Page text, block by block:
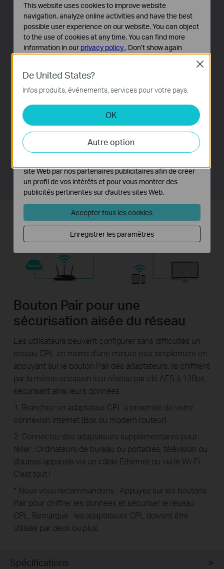
Etendez la couverture réseau à
toutes les pièces
Avec des débits sans fil allant jusqu'à 300 Mbps, vous
pouvez facilement étendre votre réseau WiFi depuis
votre routeur internet via votre réseau électrique et
diffuser le Wi-Fi dans les autres pièces de votre maison
ou de votre bureau pour y connecter vos appareils sans
Bouton Pair pour une
sécurisation aisée du réseau
Les utilisateurs peuvent configurer sans difficultés un
réseau CPL en moins d'une minute tout simplement en
appuyant sur le bouton Pair des adaptateurs, ils chiffrent
par la même occasion leur réseau par clé AES à 128bit
sécurisant ainsi leurs données.
1. Branchez un adaptateur CPL à proximité de votre
connexion internet (Box ou modem routeur)
2. Connectez des adaptateurs supplémentaires pour
relier : Ordinateurs de bureau ou portables, télévision ou
d'autres appareils via un câble Ethernet ou via le Wi-Fi.
C'est tout !
* Nous vous recommandons : Appuyez sur les boutons
Pair pour chiffrer les données et sécuriser le réseau
CPL. Remarque : les adaptateurs CPL doivent être
utilisés par deux ou plus.
Spécifications
De United States?
Infos produits, événements, services pour votre pays.
OK
Autre option
Close
This website uses cookies to improve website
navigation, analyze online activities and have the best
possible user experience on our website. You can object
to the use of cookies at any time. You can find more
information in our privacy policy . Don’t show again
Ces cookies sont nécessaires au fonctionnement du
site Web et ne peuvent pas être désactivés dans vos
systèmes.
Cookies d'analyse et marketing
Les cookies d'analyse nous permettent d'analyser vos
activités sur notre site Web pour améliorer et ajuster les
fonctionnalités de notre site Web.
site Web par nos partenaires publicitaires afin de créer
un profil de vos intérêts et pour vous montrer des
publicités pertinentes sur d'autres sites Web.
Accepter tous les cookies
Enregistrer les paramètres